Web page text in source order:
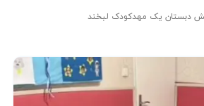
دبستان یک مهدکودک لبخند